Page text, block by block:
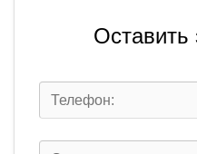
Оставить